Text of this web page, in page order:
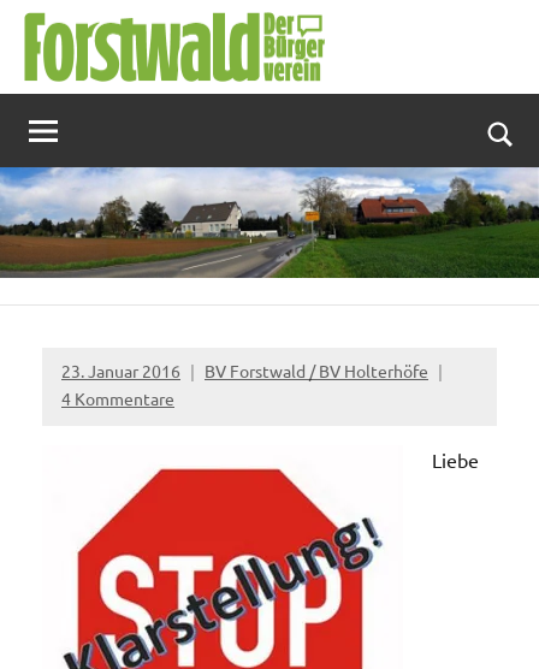
Zum
Inhalt
springen
23. Januar 2016
BV Forstwald / BV Holterhöfe
4 Kommentare
Liebe